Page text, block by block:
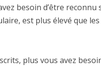
besoin d’être
est plus élevé que
plus vous avez